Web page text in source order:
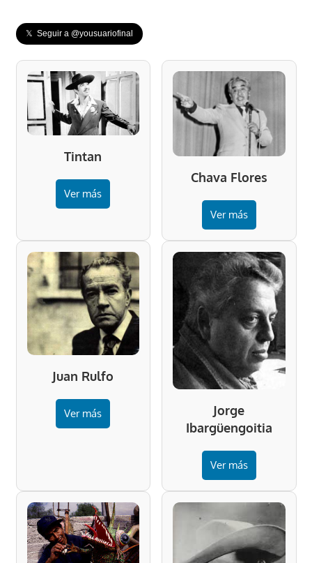
𝕏 Seguir a @yousuariofinal
Tintan
Ver más
Chava Flores
Ver más
Juan Rulfo
Ver más
Jorge
Ibargüengoitia
Ver más